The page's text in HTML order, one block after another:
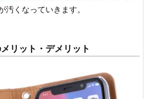
汚くなっていきます。
リット・デメリット